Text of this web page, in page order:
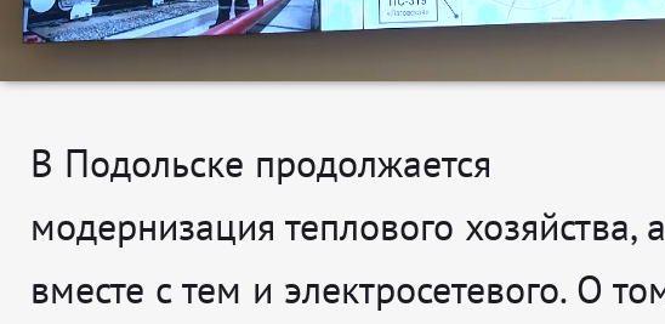
В Подольске продолжается
модернизация теплового хозяйства, а
вместе с тем и электросетевого. О